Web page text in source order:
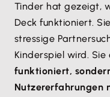
Tinder hat gezeigt,
Deck funktioniert.
stressige
Kinderspiel wird.
funktioniert,
Nutzererfahrungen